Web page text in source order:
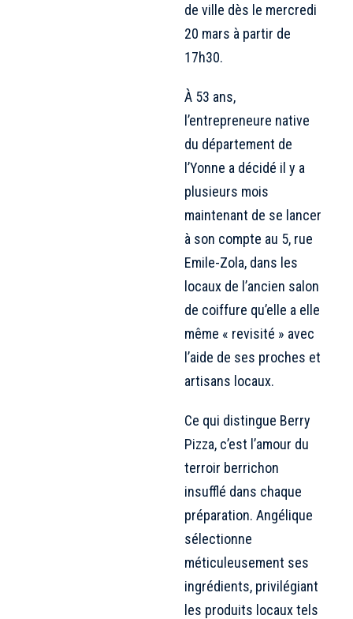
de ville dès le mercredi
20 mars à partir de
17h30.
À 53 ans,
l’entrepreneure native
du département de
l’Yonne a décidé il y a
plusieurs mois
maintenant de se lancer
à son compte au 5, rue
Emile-Zola, dans les
locaux de l’ancien salon
de coiffure qu’elle a elle
même « revisité » avec
l’aide de ses proches et
artisans locaux.
Ce qui distingue Berry
Pizza, c’est l’amour du
terroir berrichon
insufflé dans chaque
préparation. Angélique
sélectionne
méticuleusement ses
ingrédients, privilégiant
les produits locaux tels